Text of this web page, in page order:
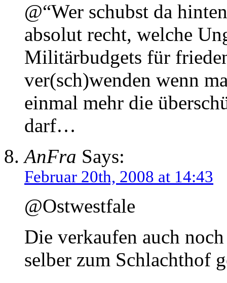
@“Wer schubst da
absolut recht, welche
Militärbudgets für
ver(sch)wenden wenn
einmal mehr die
darf…
AnFra Says:
Februar 20th, 2008 at 14:43
@Ostwestfale
Die verkaufen auch
selber zum Schlachthof